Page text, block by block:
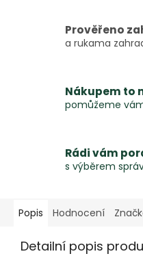
Prověřeno
a rukama
Nákupem to
pomůžeme
Rádi vám
s výběrem
Popis Hodnocení
Detailní popis